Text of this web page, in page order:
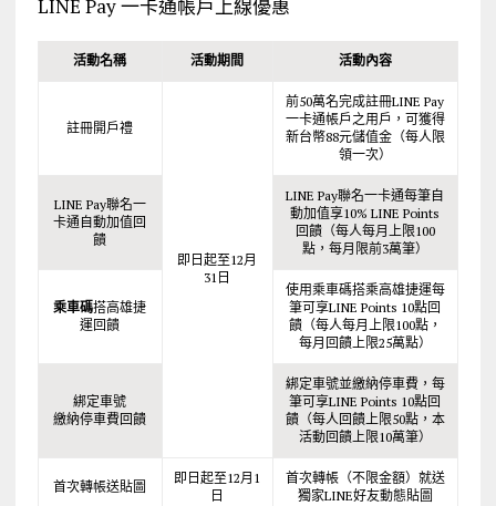
LINE Pay 一卡通帳戶上線優惠
活動名稱 活動期間 活動內容
註冊開戶禮
即日起至12月
31日
前50萬名完成註冊LINE Pay
一卡通帳戶之用戶，可獲得
新台幣88元儲值金（每人限
領一次）
LINE Pay聯名一
卡通自動加值回
饋
LINE Pay聯名一卡通每筆自
動加值享10% LINE Points
回饋（每人每月上限100
點，每月限前3萬筆）
乘車碼搭高雄捷
運回饋
使用乘車碼搭乘高雄捷運每
筆可享LINE Points 10點回
饋（每人每月上限100點，
每月回饋上限25萬點）
綁定車號
繳納停車費回饋
綁定車號並繳納停車費，每
筆可享LINE Points 10點回
饋（每人回饋上限50點，本
活動回饋上限10萬筆）
首次轉帳送貼圖
即日起至12月1
日
首次轉帳（不限金額）就送
獨家LINE好友動態貼圖